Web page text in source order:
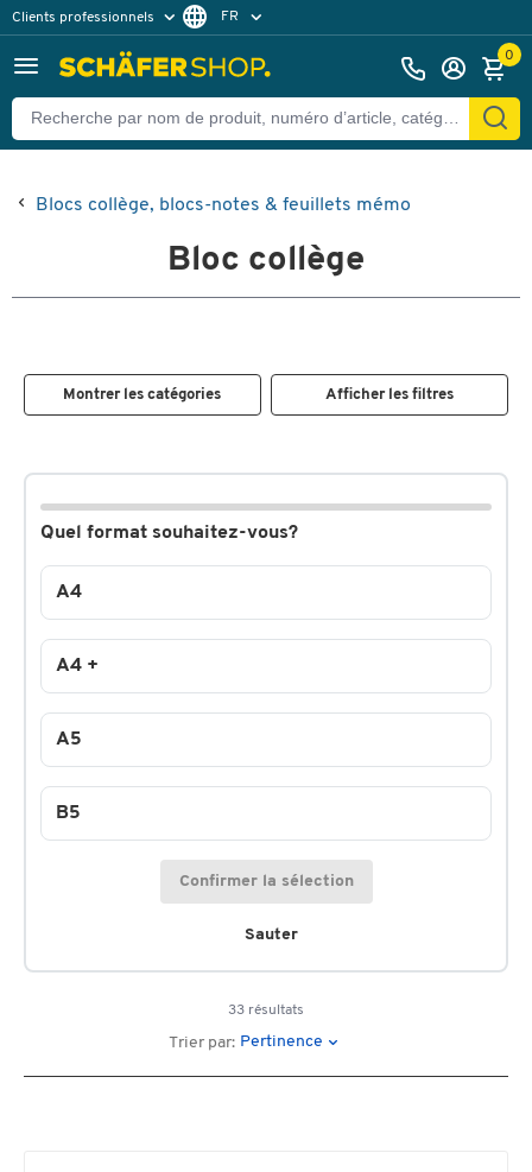
Clients professionnels
Clients particuliers
FR
0
Blocs collège, blocs-notes & feuillets mémo
Bloc collège
Montrer les catégories Afficher les filtres
Quel format souhaitez-vous?
Sauter
A4
A4 +
A5
B5
Confirmer la sélection
33 résultats
Trier par: Pertinence